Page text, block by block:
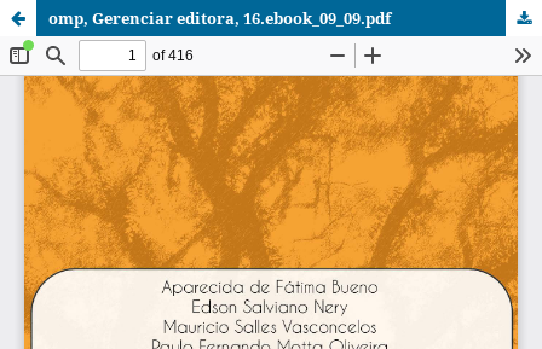
omp, Gerenciar editora, 16.ebook_09_09.pdf